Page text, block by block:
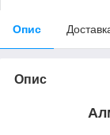
Опис
Опис